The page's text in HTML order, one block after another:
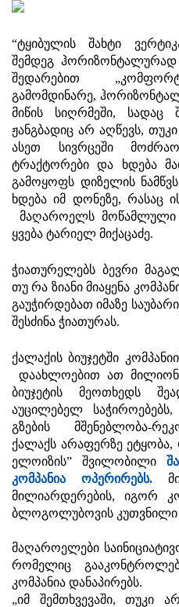
“ტყიბულის შახტი
შემდეგ ჰორიზონტალურად
შედარებით
გამომდინარე,
მიწის სიღრმეში, სადაც
ჟანგბადიც არ აღწევს,
ასეთ სივრცეში
ტრაქტორები და ხდება
გამოყოფს დიზელის
ხდება იმ დონეზე, რასაც
მაღაროელს მოწამლული
ყვება ტარიელ მიქაცაძე.
ჭიათურელებს ბევრი
თუ რა ზიანი მიაყენა
გაუჭირდებათ იმაზე
შესძინა ჭიათურას.
ქალაქის ბიუჯეტში
დაახლოებით ათ
ბიუჯეტის მეოთხედს
აუცილებელ
გზების მშენებლობა-
ქალაქს არაფერზე ეტყობა,
ელოიზის” შვილობილი
კომპანია ოპერირებს.
მილიარდერების, იგორ
ბლოგოლუბოვის კუთვნილი
მაღაროელები
რომელიც
კომპანია დანაპირებს.
„იმ შემთხვევაში, თუკი